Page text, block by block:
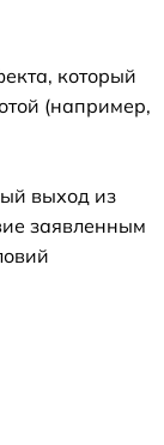
который
(например,
выход из
заявленным